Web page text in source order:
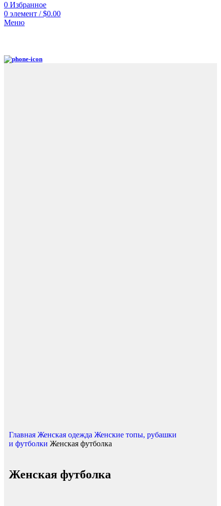
0 Избранное
0 элемент / $0.00
Меню
Главная Женская одежда Женские топы, рубашки
и футболки Женская футболка
Женская футболка